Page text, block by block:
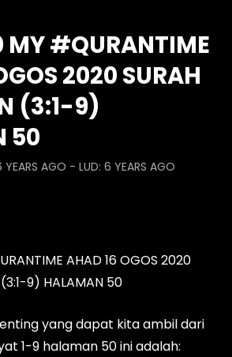
0 Comments
4 DAYS AGO
Episod 1334 My
2.0
16 17 18
19
22 23 24
25
26
27
MY #QURANTIME
2020 SURAH
(3:1-9)
50
YEARS AGO - LUD: 6 YEARS AGO
AHAD 16 OGOS 2020
(3:1-9) HALAMAN 50
yang dapat kita ambil dari
1-9 halaman 50 ini adalah: